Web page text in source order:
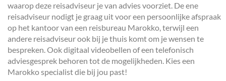
waarop deze reisadviseur je van advies voorziet. De ene
reisadviseur nodigt je graag uit voor een persoonlijke afspraak
op het kantoor van een reisbureau Marokko, terwijl een
andere reisadviseur ook bij je thuis komt om je wensen te
bespreken. Ook digitaal videobellen of een telefonisch
adviesgesprek behoren tot de mogelijkheden. Kies een
Marokko specialist die bij jou past!